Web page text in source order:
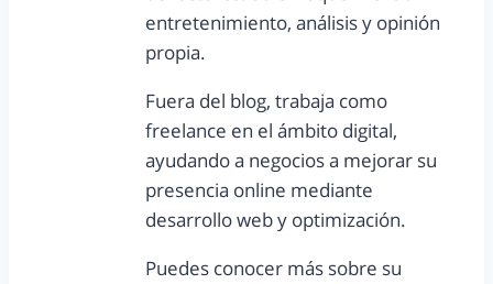
entretenimiento, análisis y opinión
propia.
Fuera del blog, trabaja como
freelance en el ámbito digital,
ayudando a negocios a mejorar su
presencia online mediante
desarrollo web y optimización.
Puedes conocer más sobre su